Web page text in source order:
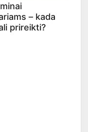
– kada
prireikti?